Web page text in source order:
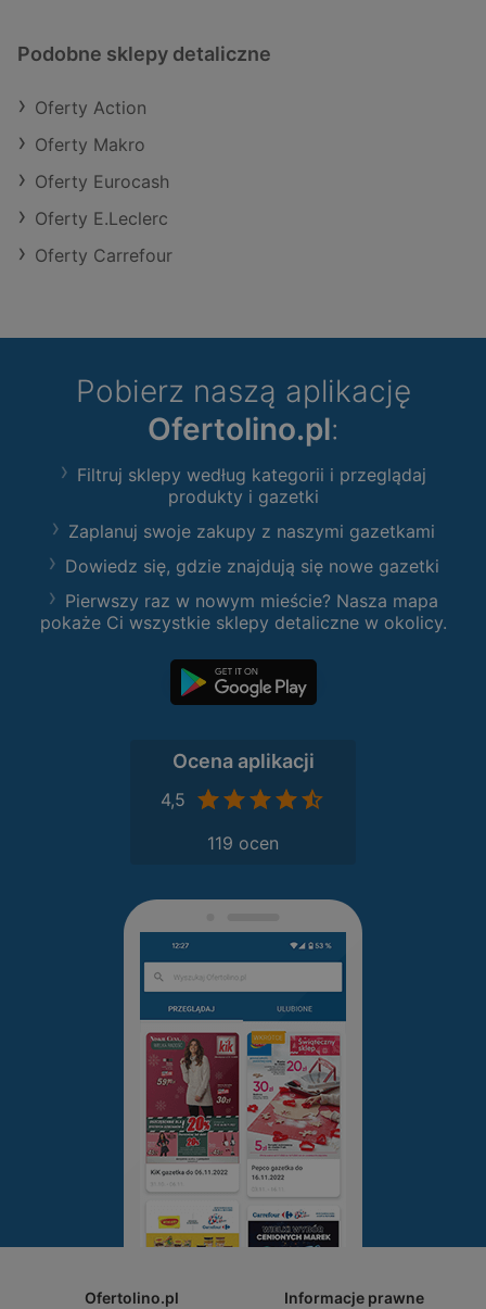
Podobne sklepy detaliczne
Oferty Action
Oferty Makro
Oferty Eurocash
Oferty E.Leclerc
Oferty Carrefour
Pobierz naszą aplikację
Ofertolino.pl:
Filtruj sklepy według kategorii i przeglądaj
produkty i gazetki
Zaplanuj swoje zakupy z naszymi gazetkami
Dowiedz się, gdzie znajdują się nowe gazetki
Pierwszy raz w nowym mieście? Nasza mapa
pokaże Ci wszystkie sklepy detaliczne w okolicy.
Ocena aplikacji
4,5
119 ocen
Ofertolino.pl Informacje prawne